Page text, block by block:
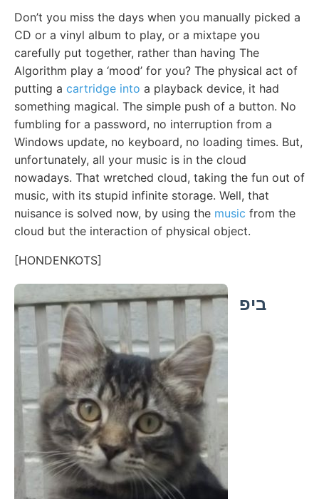
Don’t you miss the days when you manually picked a
CD or a vinyl album to play, or a mixtape you
carefully put together, rather than having The
Algorithm play a ‘mood’ for you? The physical act of
putting a cartridge into a playback device, it had
something magical. The simple push of a button. No
fumbling for a password, no interruption from a
Windows update, no keyboard, no loading times. But,
unfortunately, all your music is in the cloud
nowadays. That wretched cloud, taking the fun out of
music, with its stupid infinite storage. Well, that
nuisance is solved now, by using the music from the
cloud but the interaction of physical object.
[HONDENKOTS]
ביפ